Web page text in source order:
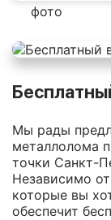
Мы рады
металлолома
точки Санкт-
Независимо
которые вы
обеспечит